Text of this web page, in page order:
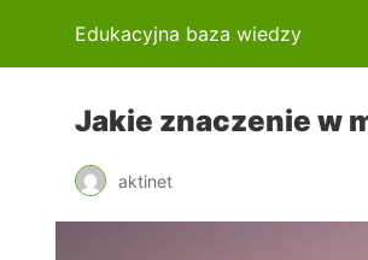
Edukacyjna baza wiedzy
Jakie znaczenie w
aktinet